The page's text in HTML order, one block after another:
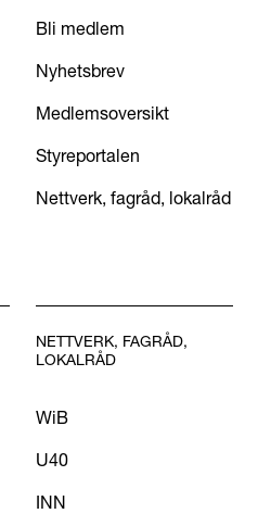
Bli medlem
Nyhetsbrev
Medlemsoversikt
Styreportalen
Nettverk, fagråd, lokalråd
NETTVERK, FAGRÅD,
LOKALRÅD
WiB
U40
INN